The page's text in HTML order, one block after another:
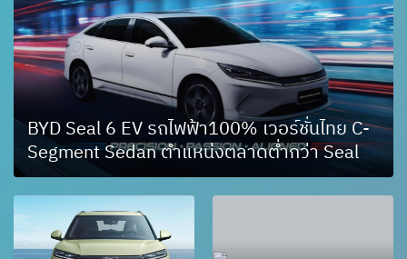
BYD Seal 6 EV รถไฟฟ้า100% เวอร์ชั่นไทย C-
Segment Sedan ตำแหน่งตลาดต่ำกว่า Seal